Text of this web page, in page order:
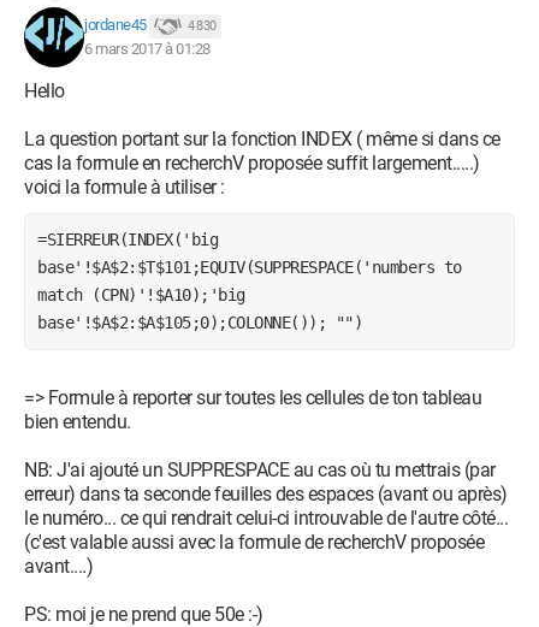
jordane45 4 830
6 mars 2017 à 01:28
Hello
La question portant sur la fonction INDEX ( même si dans ce
cas la formule en recherchV proposée suffit largement.....)
voici la formule à utiliser :
=SIERREUR(INDEX('big
base'!$A$2:$T$101;EQUIV(SUPPRESPACE('numbers to
match (CPN)'!$A10);'big
base'!$A$2:$A$105;0);COLONNE()); "")
=> Formule à reporter sur toutes les cellules de ton tableau
bien entendu.
NB: J'ai ajouté un SUPPRESPACE au cas où tu mettrais (par
erreur) dans ta seconde feuilles des espaces (avant ou après)
le numéro... ce qui rendrait celui-ci introuvable de l'autre côté...
(c'est valable aussi avec la formule de recherchV proposée
avant....)
PS: moi je ne prend que 50e :-)